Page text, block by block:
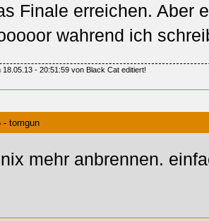
Finale erreichen. Aber
wahrend ich
- 20:51:59 von Black Cat editiert!
- tomgun
mehr anbrennen.